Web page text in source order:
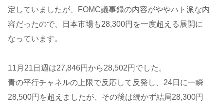
定していましたが、FOMC議事録の内容がややハト派な内
容だったので、日本市場も28,300円を一度超える展開に
なっています。
11月21日週は27,846円から28,502円でした。
青の平行チャネルの上限で反応して反発し、24日に一瞬
28,500円を超えましたが、その後は続かず結局28,300円